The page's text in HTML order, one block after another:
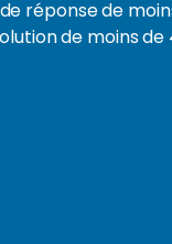
réponse de
de moins de